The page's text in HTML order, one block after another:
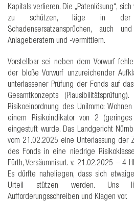
Kapitals verlieren. Die „Patenlösung“,
zu schützen, läge in der
Schadensersatzansprüchen, auch
Anlageberatern und -vermittlern.
Vorstellbar sei neben dem Vorwurf
der bloße Vorwurf unzureichender
unterlassener Prüfung der Fonds auf
Gesamtkonzepts
Risikoeinordnung des UniImmo:
einem Risikoindikator von 2 (geringes
eingestuft wurde. Das Landgericht
vom 21.02.2025 eine Unterlassung der
des Fonds in eine niedrige
Fürth, Versäumnisurt. v. 21.02.2025 – 4
Es dürfte naheliegen, dass sich
Urteil stützen werden. Uns
Aufforderungsschreiben und Klagen vor.